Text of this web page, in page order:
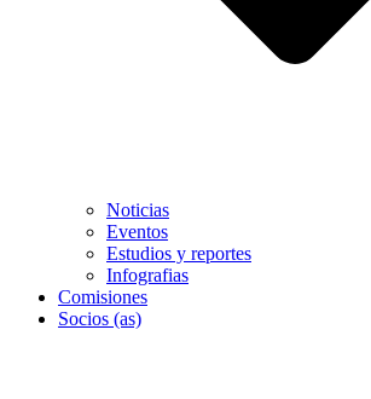
Noticias
Eventos
Estudios y reportes
Infografias
Comisiones
Socios (as)